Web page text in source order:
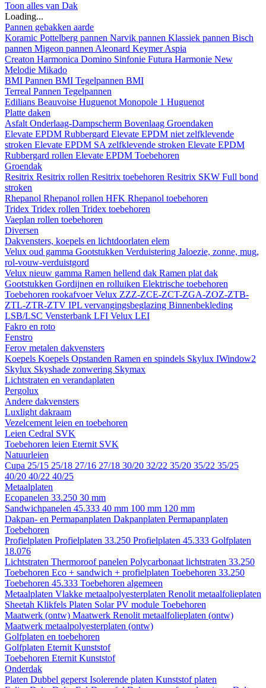
Toon alles van Dak
Loading...
Pannen gebakken aarde
Koramic Pottelberg pannen Narvik pannen Klassiek pannen Bisch
pannen Migeon pannen Aleonard KeymerAspia
Creaton Harmonica Domino Sinfonie Futura Harmonie New
Melodie Mikado
BMI Pannen BMI Tegelpannen BMI
Terreal Pannen Tegelpannen
Edilians Beauvoise Huguenot Monopole 1 Huguenot
Platte daken
Asfalt Onderlaag-Dampscherm Bovenlaag Groendaken
Elevate EPDM Rubbergard Elevate EPDM niet zelfklevende
stroken Elevate EPDM SA zelfklevende stroken Elevate EPDM
Rubbergard rollen Elevate EPDM Toebehoren
Groendak
Resitrix Resitrix rollen Resitrix toebehoren Resitrix SKW Full bond
stroken
Rhepanol Rhepanol rollen HFK Rhepanol toebehoren
Tridex Tridex rollen Tridex toebehoren
Vaeplan rollen toebehoren
Diversen
Dakvensters, koepels en lichtdoorlaten elem
Velux oud gamma Gootstukken Verduistering Jaloezie, zonne, mug,
rol-vouw-verduistgord
Velux nieuw gamma Ramen hellend dak Ramen plat dak
Gootstukken Gordijnen en rolluiken Elektrische toebehoren
Toebehoren rookafvoerVelux ZZZ-ZCE-ZCT-ZGA-ZOZ-ZTB-
ZTL-ZTR-ZTV IPL vervangingsbeglazing Binnenbekleding
LSB/LSC Vensterbank LFI Velux LEI
Fakro en roto
Fenstro
Ferov metalen dakvensters
Koepels Koepels Opstanden Ramen en spindels Skylux IWindow2
Skylux Skyshade zonwering Skymax
Lichtstraten en verandaplaten
Pergolux
Andere dakvensters
Luxlight dakraam
Vezelcement leien en toebehoren
Leien Cedral SVK
Toebehoren leien Eternit SVK
Natuurleien
Cupa 25/15 25/18 27/16 27/18 30/20 32/22 35/20 35/22 35/25
40/20 40/22 40/25
Metaalplaten
Ecopanelen 33.250 30 mm
Sandwichpanelen 45.333 40 mm 100 mm 120 mm
Dakpan- en Permapanplaten Dakpanplaten Permapanplaten
Toebehoren
Profielplaten Profielplaten 33.250 Profielplaten 45.333 Golfplaten
18.076
Lichtstraten Thermoroof panelen Polycarbonaat lichtstraten 33.250
Toebehoren Eco + sandwich + profielplaten Toebehoren 33.250
Toebehoren 45.333 Toebehoren algemeen
Metaalplaten Vlakke metaalpolyesterplaten Renolit metaalfolieplaten
Sheetah Klikfels Platen Solar PV module Toebehoren
Maatwerk (ontw) Maatwerk Renolit metaalfolieplaten (ontw)
Maatwerk metaalpolyesterplaten (ontw)
Golfplaten en toebehoren
Golfplaten Eternit Kunststof
Toebehoren Eternit Kunststof
Onderdak
Platen Dubbel geperst Isolerende platen Kunststof platen